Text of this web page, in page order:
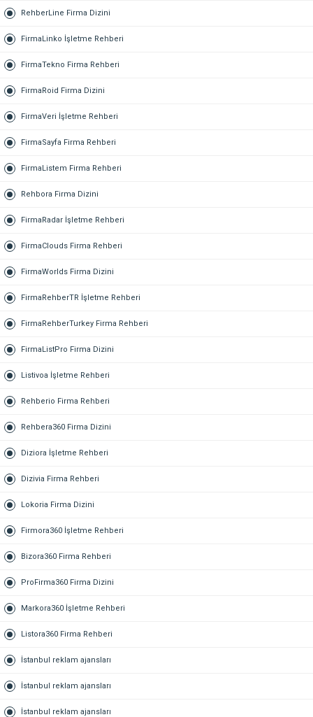
RehberLine Firma Dizini
FirmaLinko İşletme Rehberi
FirmaTekno Firma Rehberi
FirmaRoid Firma Dizini
FirmaVeri İşletme Rehberi
FirmaSayfa Firma Rehberi
FirmaListem Firma Rehberi
Rehbora Firma Dizini
FirmaRadar İşletme Rehberi
FirmaClouds Firma Rehberi
FirmaWorlds Firma Dizini
FirmaRehberTR İşletme Rehberi
FirmaRehberTurkey Firma Rehberi
FirmaListPro Firma Dizini
Listivoa İşletme Rehberi
Rehberio Firma Rehberi
Rehbera360 Firma Dizini
Diziora İşletme Rehberi
Dizivia Firma Rehberi
Lokoria Firma Dizini
Firmora360 İşletme Rehberi
Bizora360 Firma Rehberi
ProFirma360 Firma Dizini
Markora360 İşletme Rehberi
Listora360 Firma Rehberi
İstanbul reklam ajansları
İstanbul reklam ajansları
İstanbul reklam ajansları